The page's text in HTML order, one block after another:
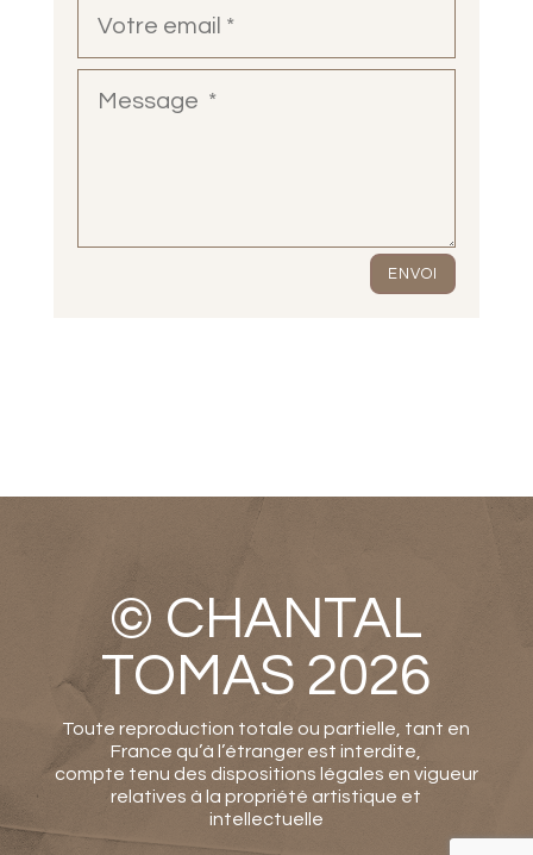
ENVOI
© CHANTAL
TOMAS 2026
Toute reproduction totale ou partielle, tant en
France qu’à l’étranger est interdite,
compte tenu des dispositions légales en vigueur
relatives à la propriété artistique et
intellectuelle